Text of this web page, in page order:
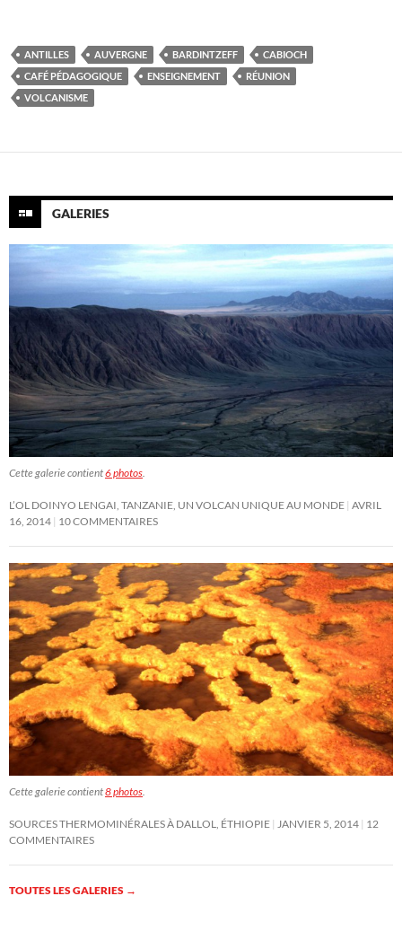
ANTILLES AUVERGNE BARDINTZEFF
CABIOCH
CAFÉ PÉDAGOGIQUE
ENSEIGNEMENT
RÉUNION
VOLCANISME
GALERIES
Cette galerie contient6 photos.
L’OL DOINYO LENGAI, TANZANIE, UN VOLCAN UNIQUE AU MONDE AVRIL
16, 2014 10 COMMENTAIRES
Cette galerie contient8 photos
SOURCES THERMOMINÉRALES À DALLOL, ÉTHIOPIE JANVIER 5, 2014 12
COMMENTAIRES
TOUTES LES GALERIES →